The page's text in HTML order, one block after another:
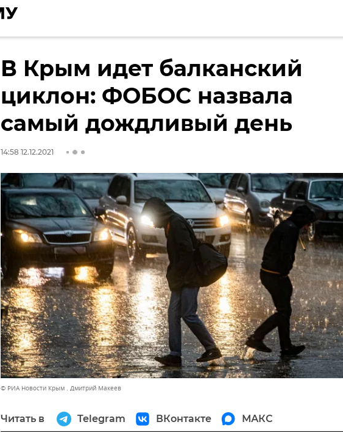
В Крым идет балканский
циклон: ФОБОС назвала
самый дождливый день
14:58 12.12.2021
© РИА Новости Крым . Дмитрий Макеев
Читать в Telegram ВКонтакте МАКС